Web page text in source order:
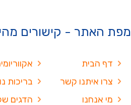
מפת האתר - קישורים
בריכות
הדגים
דף הבית
צרו איתנו קשר
מי אנחנו